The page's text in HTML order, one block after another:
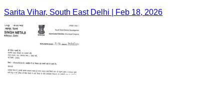
Sarita Vihar, South East Delhi | Feb 18, 2026